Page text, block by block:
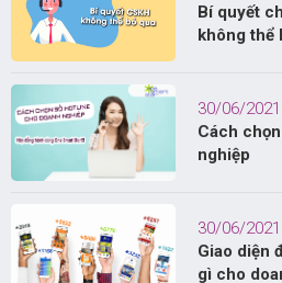
Bí quyết
không thể
30/06/2021
Cách
nghiệp
30/06/2021
Giao diện
gì cho